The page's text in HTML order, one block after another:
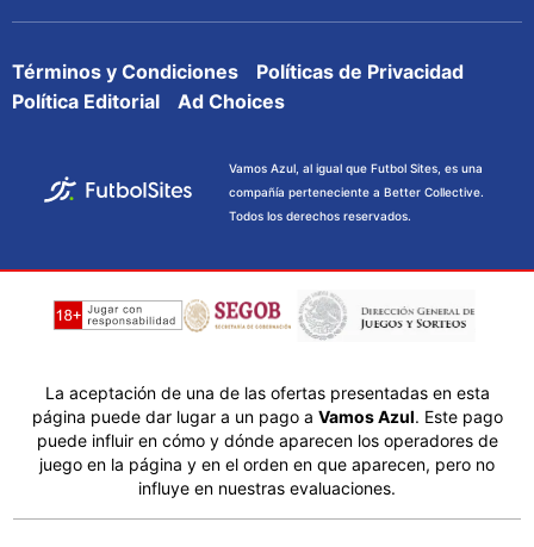
Términos y Condiciones
Políticas de Privacidad
Política Editorial
Ad Choices
Vamos Azul, al igual que Futbol Sites, es una
compañía perteneciente a Better Collective.
Todos los derechos reservados.
La aceptación de una de las ofertas presentadas en esta
página puede dar lugar a un pago a Vamos Azul. Este pago
puede influir en cómo y dónde aparecen los operadores de
juego en la página y en el orden en que aparecen, pero no
influye en nuestras evaluaciones.